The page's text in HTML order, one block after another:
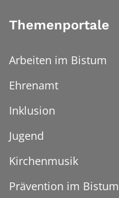
Themenportale
Arbeiten im Bistum
Ehrenamt
Inklusion
Jugend
Kirchenmusik
Prävention im Bistum